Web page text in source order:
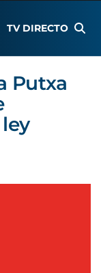
TV DIRECTO
Putxa